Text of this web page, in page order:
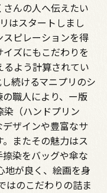
んの人へ伝えたい
はスタートしまし
ピレーションを得
ズにもこだわりを
よう計算されてい
続けるマニプリのシ
職人により、ー版
（ハンドプリン
デザインや豊富なサ
またその魅力はス
染をバッグや傘な
地が良く、絵画を身
はのこだわりの詰ま